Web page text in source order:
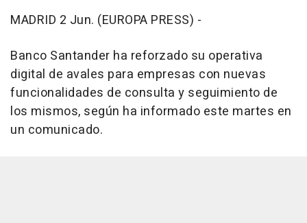
MADRID 2 Jun. (EUROPA PRESS) -
Banco Santander ha reforzado su operativa
digital de avales para empresas con nuevas
funcionalidades de consulta y seguimiento de
los mismos, según ha informado este martes en
un comunicado.